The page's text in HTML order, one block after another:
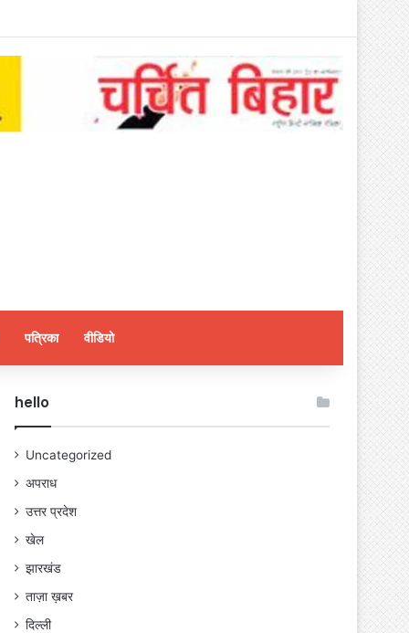
पत्रिका वीडियो
hello
Uncategorized
अपराध
उत्तर प्रदेश
खेल
झारखंड
ताज़ा ख़बर
दिल्ली